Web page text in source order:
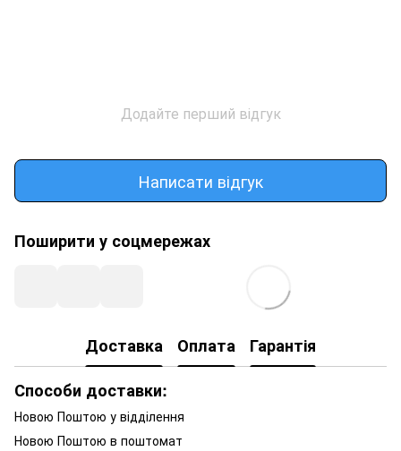
Додайте перший відгук
Написати відгук
Поширити у соцмережах
Доставка Оплата
Гарантія
Способи доставки:
Новою Поштою у відділення
Новою Поштою в поштомат